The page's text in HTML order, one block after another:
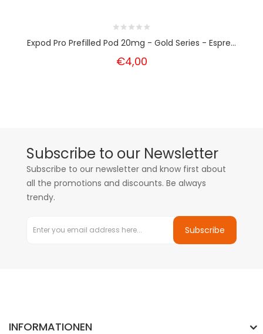
Expod Pro Prefilled Pod 20mg - Gold Series - Espre...
€4,00
Subscribe to our Newsletter
Subscribe to our newsletter and know first about
all the promotions and discounts. Be always
trendy.
Subscribe
INFORMATIONEN